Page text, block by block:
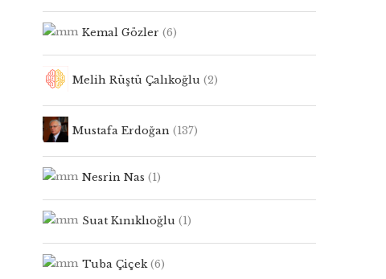
Kemal Gözler (6)
Melih Rüştü Çalıkoğlu (2)
Mustafa Erdoğan (137)
Nesrin Nas (1)
Suat Kınıklıoğlu (1)
Tuba Çiçek(6)